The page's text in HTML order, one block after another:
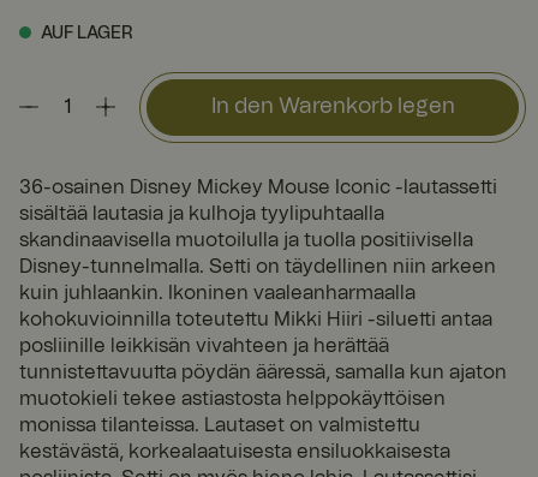
AUF LAGER
In den Warenkorb legen
36-osainen Disney Mickey Mouse Iconic -lautassetti
sisältää lautasia ja kulhoja tyylipuhtaalla
skandinaavisella muotoilulla ja tuolla positiivisella
Disney-tunnelmalla. Setti on täydellinen niin arkeen
kuin juhlaankin. Ikoninen vaaleanharmaalla
kohokuvioinnilla toteutettu Mikki Hiiri -siluetti antaa
posliinille leikkisän vivahteen ja herättää
tunnistettavuutta pöydän ääressä, samalla kun ajaton
muotokieli tekee astiastosta helppokäyttöisen
monissa tilanteissa. Lautaset on valmistettu
kestävästä, korkealaatuisesta ensiluokkaisesta